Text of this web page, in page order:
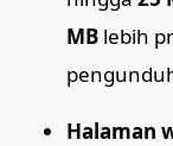
MB lebih
Halaman